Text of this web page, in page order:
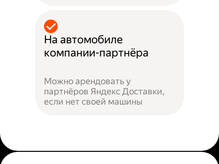
На автомобиле
компании-партнёра
Можно арендовать у
партнёров Яндекс Доставки,
если нет своей машины